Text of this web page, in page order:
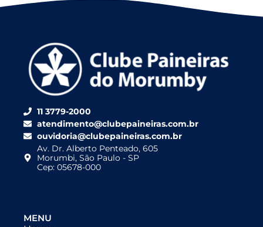
11 3779-2000
atendimento@clubepaineiras.com.br
ouvidoria@clubepaineiras.com.br
Av. Dr. Alberto Penteado, 605
Morumbi, São Paulo - SP
Cep: 05678-000
MENU